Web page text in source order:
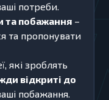
потреби.
та побажання –
та пропонувати
які зроблять
відкриті до
побажання.